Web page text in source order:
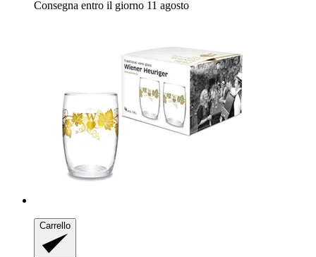
Consegna entro il giorno 11 agosto
Carrello